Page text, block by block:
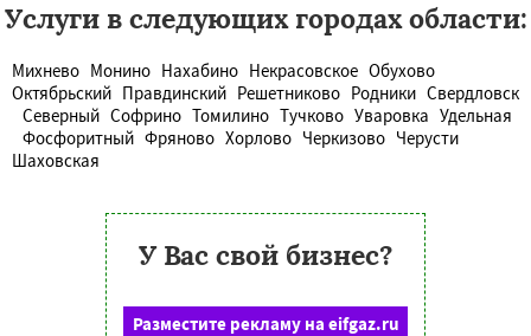
Услуги в следующих городах области:
Михнево Монино Нахабино Некрасовское Обухово
Октябрьский Правдинский Решетниково Родники Свердловск
Северный Софрино Томилино Тучково Уваровка Удельная
Фосфоритный Фряново Хорлово Черкизово Черусти
Шаховская
У Вас свой бизнес?
Разместите рекламу на eifgaz.ru